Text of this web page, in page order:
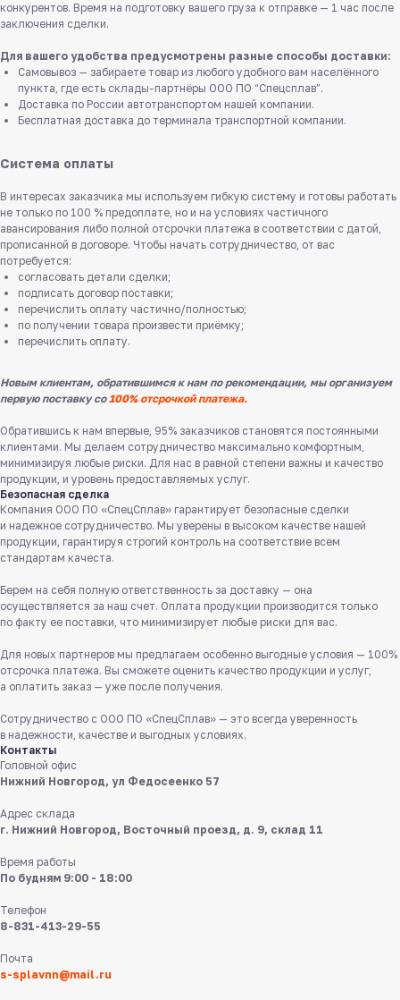
конкурентов. Время на подготовку вашего груза к отправке — 1 час после
заключения сделки.
Для вашего удобства предусмотрены разные способы доставки:
Самовывоз — забираете товар из любого удобного вам населённого
пункта, где есть склады-партнёры ООО ПО “Спецсплав”.
Доставка по России автотранспортом нашей компании.
Бесплатная доставка до терминала транспортной компании.
Система оплаты
В интересах заказчика мы используем гибкую систему и готовы работать
не только по 100 % предоплате, но и на условиях частичного
авансирования либо полной отсрочки платежа в соответствии с датой,
прописанной в договоре. Чтобы начать сотрудничество, от вас
потребуется:
согласовать детали сделки;
подписать договор поставки;
перечислить оплату частично/полностью;
по получении товара произвести приёмку;
перечислить оплату.
Новым клиентам, обратившимся к нам по рекомендации, мы организуем
первую поставку со100% отсрочкой платежа.
Обратившись к нам впервые, 95% заказчиков становятся постоянными
клиентами. Мы делаем сотрудничество максимально комфортным,
минимизируя любые риски. Для нас в равной степени важны и качество
продукции, и уровень предоставляемых услуг.
Безопасная сделка
Компания ООО ПО «СпецСплав» гарантирует безопасные сделки
и надежное сотрудничество. Мы уверены в высоком качестве нашей
продукции, гарантируя строгий контроль на соответствие всем
стандартам качеста.
Берем на себя полную ответственность за доставку — она
осуществляется за наш счет. Оплата продукции производится только
по факту ее поставки, что минимизирует любые риски для вас.
Для новых партнеров мы предлагаем особенно выгодные условия — 100%
отсрочка платежа. Вы сможете оценить качество продукции и услуг,
а оплатить заказ — уже после получения.
Сотрудничество с ООО ПО «СпецСплав» — это всегда уверенность
в надежности, качестве и выгодных условиях.
Контакты
Головной офис
Нижний Новгород, ул Федосеенко 57
Адрес склада
г. Нижний Новгород, Восточный проезд, д. 9, склад 11
Время работы
По будням 9:00 - 18:00
Телефон
8-831-413-29-55
Почта
s-splavnn@mail.ru
Заказать звонок
Служба поддержки клиентов
Работаем ежедневно с 8:00 до 18:00
в мессенджерах
8 831 413 29 55
Бесплатно по России
Нижний Новгород,
ул Федосеенко, 57
s-splavnn@mail.ru
8 831 413 29 55